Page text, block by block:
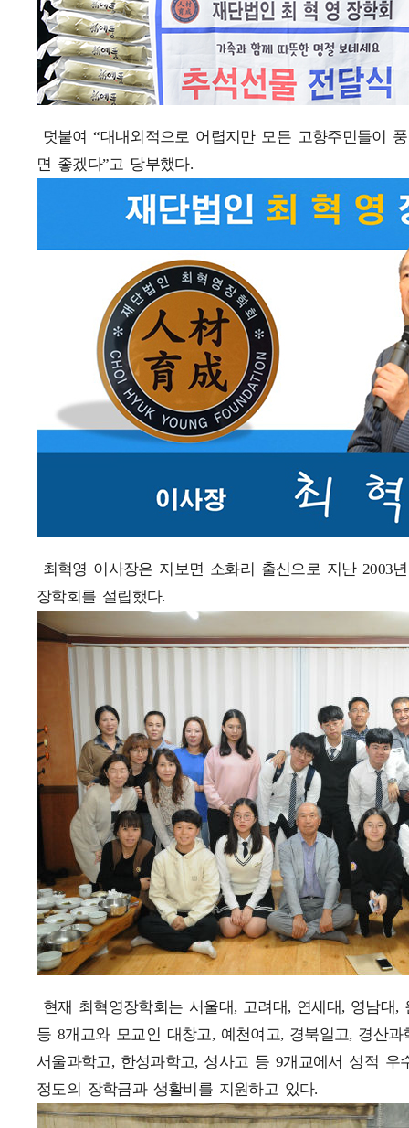
덧붙여 “대내외적으로 어렵지만 모든 고향주민들이
면 좋겠다”고 당부했다.
최혁영 이사장은 지보면 소화리 출신으로 지난 2003
장학회를 설립했다.
현재 최혁영장학회는 서울대, 고려대, 연세대, 영남대,
등 8개교와 모교인 대창고, 예천여고, 경북일고, 경산과
서울과학고, 한성과학고, 성사고 등 9개교에서 성적 우
정도의 장학금과 생활비를 지원하고 있다.